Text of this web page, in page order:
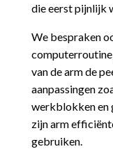
die eerst pijnlijk
We bespraken
van de arm de
aanpassingen
werkblokken en
zijn arm
gebruiken.